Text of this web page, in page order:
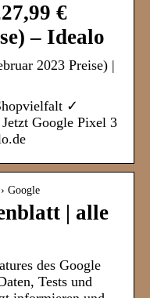
€
– Idealo
2023 Preise) |
✓
Google Pixel 3
Google
| alle
des Google
Tests und